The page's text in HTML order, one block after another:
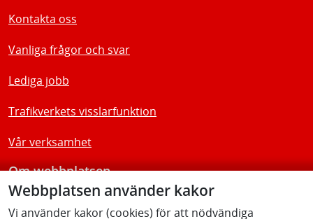
Webbplatsen använder kakor
Vi använder kakor (cookies) för att nödvändiga
Kontakta oss
Vanliga frågor och svar
Lediga jobb
Trafikverkets visslarfunktion
Vår verksamhet
Om webbplatsen
Tillgänglighetsredogörelse